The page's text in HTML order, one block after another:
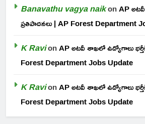
Banavathu vagya naikonAP
ప్రతిపాదనలు | AP Forest Department
K RavionAP అటవీ శాఖలో ఉద్యోగాలు
Forest Department Jobs Update
K RavionAP అటవీ శాఖలో ఉద్యోగాలు
Forest Department Jobs Update